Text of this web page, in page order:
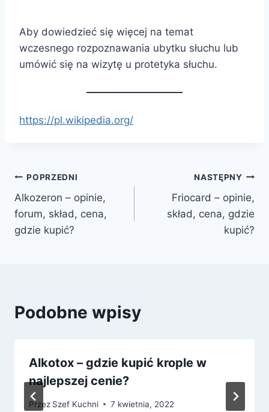
Aby dowiedzieć się więcej na temat
wczesnego rozpoznawania ubytku słuchu lub
umówić się na wizytę u protetyka słuchu.
https://pl.wikipedia.org/
Nawigacja
wpisu
POPRZEDNI
Alkozeron – opinie,
forum, skład, cena,
gdzie kupić?
NASTĘPNY
Friocard – opinie,
skład, cena, gdzie
kupić?
Podobne wpisy
Alkotox – gdzie kupić krople w
najlepszej cenie?
Przez Szef Kuchni 7 kwietnia, 2022